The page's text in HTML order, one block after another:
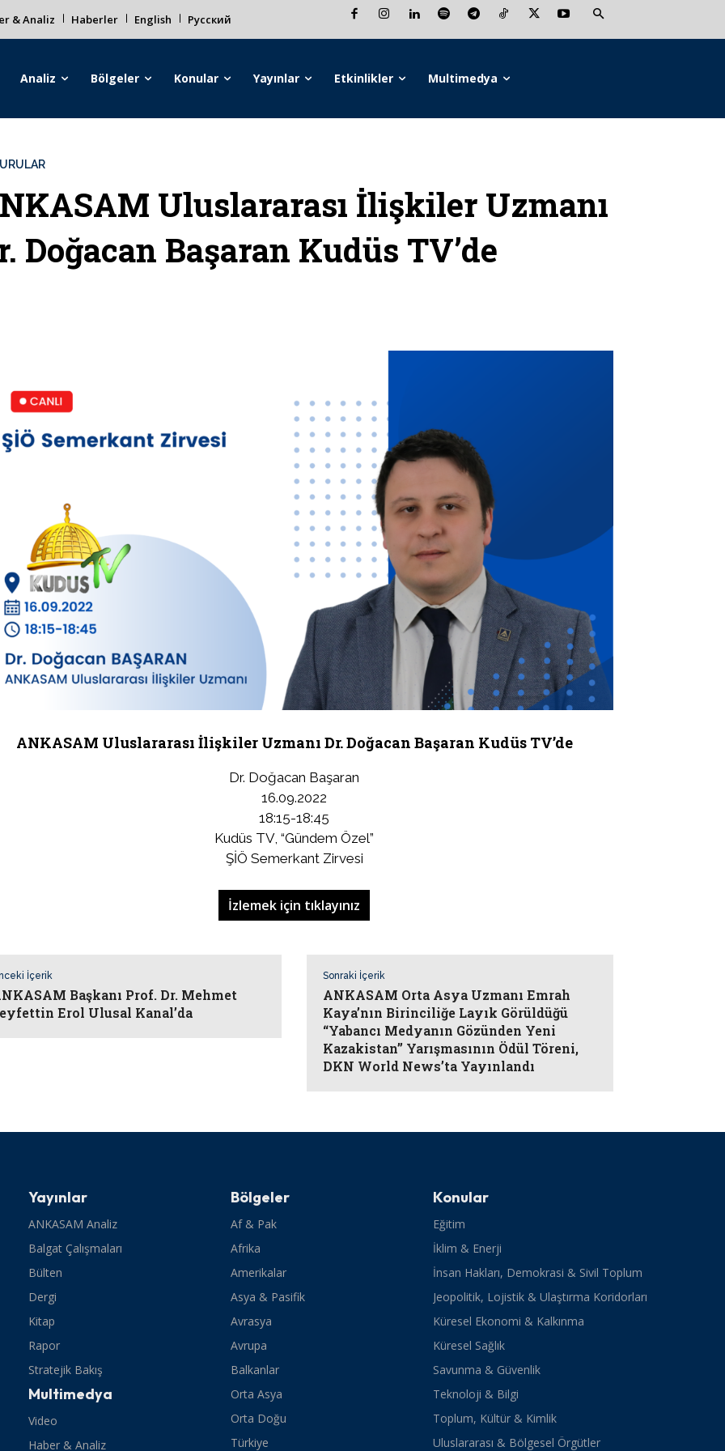
& Analiz Haberler English Русский
Analiz Bölgeler Konular Yayınlar Etkinlikler Multimedya
Uluslararası İlişkiler Uzmanı
Doğacan Başaran Kudüs TV’de
ANKASAM Uluslararası İlişkiler Uzmanı Dr. Doğacan Başaran Kudüs TV’de
Dr. Doğacan Başaran
16.09.2022
18:15-18:45
Kudüs TV, “Gündem Özel”
ŞİÖ Semerkant Zirvesi
İzlemek için tıklayınız
İçerik
Başkanı Prof. Dr. Mehmet
Erol Ulusal Kanal’da
Sonraki İçerik
ANKASAM Orta Asya Uzmanı Emrah
Kaya’nın Birinciliğe Layık Görüldüğü
“Yabancı Medyanın Gözünden Yeni
Kazakistan” Yarışmasının Ödül Töreni,
DKN World News’ta Yayınlandı
Yayınlar
ANKASAM Analiz
Balgat Çalışmaları
Bülten
Dergi
Kitap
Rapor
Stratejik Bakış
Multimedya
Video
Haber & Analiz
Bölgeler
Af & Pak
Afrika
Amerikalar
Asya & Pasifik
Avrasya
Avrupa
Balkanlar
Orta Asya
Orta Doğu
Türkiye
Konular
Eğitim
İklim & Enerji
İnsan Hakları, Demokrasi & Sivil Toplum
Jeopolitik, Lojistik & Ulaştırma Koridorları
Küresel Ekonomi & Kalkınma
Küresel Sağlık
Savunma & Güvenlik
Teknoloji & Bilgi
Toplum, Kültür & Kimlik
Uluslararası & Bölgesel Örgütler